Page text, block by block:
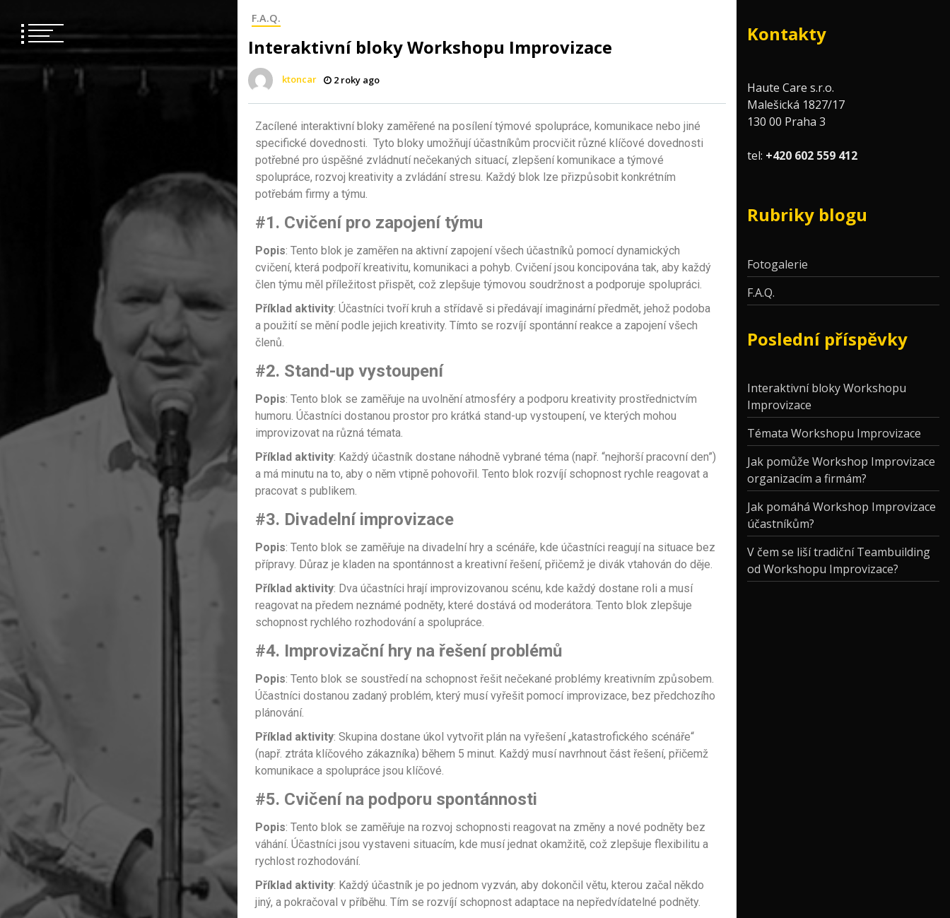
F.A.Q.
Interaktivní bloky Workshopu Improvizace
ktoncar 2 roky ago
Zacílené interaktivní bloky zaměřené na posílení týmové spolupráce, komunikace nebo jiné
specifické dovednosti. Tyto bloky umožňují účastníkům procvičit různé klíčové dovednosti
potřebné pro úspěšné zvládnutí nečekaných situací, zlepšení komunikace a týmové
spolupráce, rozvoj kreativity a zvládání stresu. Každý blok lze přizpůsobit konkrétním
potřebám firmy a týmu.
#1. Cvičení pro zapojení týmu
Popis: Tento blok je zaměřen na aktivní zapojení všech účastníků pomocí dynamických
cvičení, která podpoří kreativitu, komunikaci a pohyb. Cvičení jsou koncipována tak, aby každý
člen týmu měl příležitost přispět, což zlepšuje týmovou soudržnost a podporuje spolupráci.
Příklad aktivity: Účastníci tvoří kruh a střídavě si předávají imaginární předmět, jehož podoba
a použití se mění podle jejich kreativity. Tímto se rozvíjí spontánní reakce a zapojení všech
členů.
#2. Stand-up vystoupení
Popis: Tento blok se zaměřuje na uvolnění atmosféry a podporu kreativity prostřednictvím
humoru. Účastníci dostanou prostor pro krátká stand-up vystoupení, ve kterých mohou
improvizovat na různá témata.
Příklad aktivity: Každý účastník dostane náhodně vybrané téma (např. “nejhorší pracovní den”)
a má minutu na to, aby o něm vtipně pohovořil. Tento blok rozvíjí schopnost rychle reagovat a
pracovat s publikem.
#3. Divadelní improvizace
Popis: Tento blok se zaměřuje na divadelní hry a scénáře, kde účastníci reagují na situace bez
přípravy. Důraz je kladen na spontánnost a kreativní řešení, přičemž je divák vtahován do děje.
Příklad aktivity: Dva účastníci hrají improvizovanou scénu, kde každý dostane roli a musí
reagovat na předem neznámé podněty, které dostává od moderátora. Tento blok zlepšuje
schopnost rychlého rozhodování a spolupráce.
#4. Improvizační hry na řešení problémů
Popis: Tento blok se soustředí na schopnost řešit nečekané problémy kreativním způsobem.
Účastníci dostanou zadaný problém, který musí vyřešit pomocí improvizace, bez předchozího
plánování.
Příklad aktivity: Skupina dostane úkol vytvořit plán na vyřešení „katastrofického scénáře“
(např. ztráta klíčového zákazníka) během 5 minut. Každý musí navrhnout část řešení, přičemž
komunikace a spolupráce jsou klíčové.
#5. Cvičení na podporu spontánnosti
Popis: Tento blok se zaměřuje na rozvoj schopnosti reagovat na změny a nové podněty bez
váhání. Účastníci jsou vystaveni situacím, kde musí jednat okamžitě, což zlepšuje flexibilitu a
rychlost rozhodování.
Příklad aktivity: Každý účastník je po jednom vyzván, aby dokončil větu, kterou začal někdo
jiný, a pokračoval v příběhu. Tím se rozvíjí schopnost adaptace na nepředvídatelné podněty.
Kontakty
Haute Care s.r.o.
Malešická 1827/17
130 00 Praha 3
tel: +420 602 559 412
Rubriky blogu
Fotogalerie
F.A.Q.
Poslední příspěvky
Interaktivní bloky Workshopu
Improvizace
Témata Workshopu Improvizace
Jak pomůže Workshop Improvizace
organizacím a firmám?
Jak pomáhá Workshop Improvizace
účastníkům?
V čem se liší tradiční Teambuilding
od Workshopu Improvizace?